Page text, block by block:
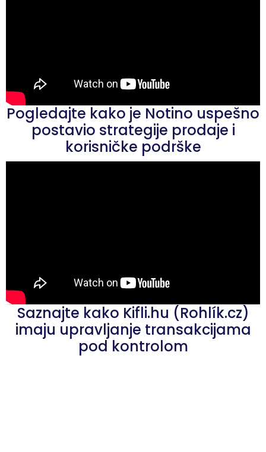
Pogledajte kako je Notino uspešno
postavio strategije prodaje i
korisničke podrške
Saznajte kako Kifli.hu (Rohlík.cz)
imaju upravljanje transakcijama
pod kontrolom